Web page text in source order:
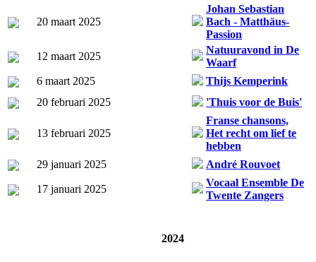
20 maart 2025
Johan Sebastian
Bach - Matthäus-
Passion
12 maart 2025
Natuuravond in De
Waarf
6 maart 2025
Thijs Kemperink
20 februari 2025
'Thuis voor de Buis'
13 februari 2025
Franse chansons,
Het recht om lief te
hebben
29 januari 2025
André Rouvoet
17 januari 2025
Vocaal Ensemble De
Twente Zangers
2024